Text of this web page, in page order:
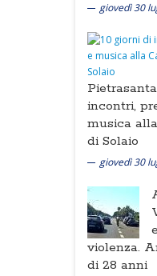
giovedì 30
incontri,
musica
di Solaio
giovedì 30
violenza.
di 28 anni